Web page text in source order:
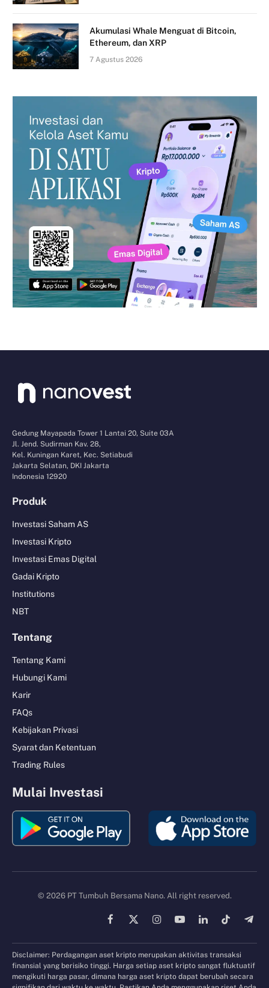
Akumulasi Whale Menguat di Bitcoin,
Ethereum, dan XRP
7 Agustus 2026
Gedung Mayapada Tower 1 Lantai 20, Suite 03A
Jl. Jend. Sudirman Kav. 28,
Kel. Kuningan Karet, Kec. Setiabudi
Jakarta Selatan, DKI Jakarta
Indonesia 12920
Produk
Investasi Saham AS
Investasi Kripto
Investasi Emas Digital
Gadai Kripto
Institutions
NBT
Tentang
Tentang Kami
Hubungi Kami
Karir
FAQs
Kebijakan Privasi
Syarat dan Ketentuan
Trading Rules
Mulai Investasi
© 2026 PT Tumbuh Bersama Nano. All right reserved.
Facebook
X
InstagramYouTubeLinkedInTikTok
Disclaimer: Perdagangan aset kripto merupakan aktivitas transaksi
finansial yang berisiko tinggi. Harga setiap aset kripto sangat fluktuatif
mengikuti harga pasar, dimana harga aset kripto dapat berubah secara